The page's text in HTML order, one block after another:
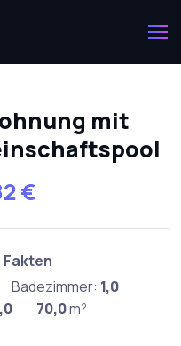
mit
€
Badezimmer: 1,0
70,0m²